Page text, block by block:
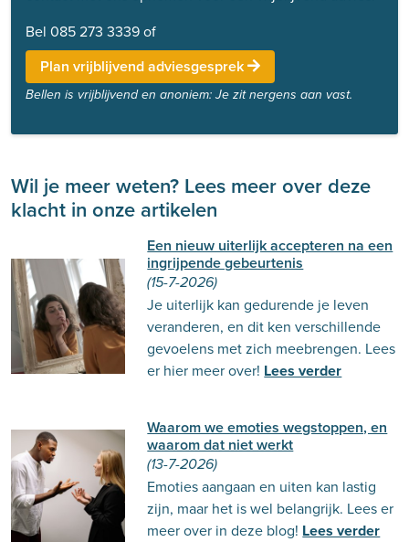
Bel 085 273 3339 of
Plan vrijblijvend adviesgesprek
Bellen is vrijblijvend en anoniem: Je zit nergens aan vast.
Wil je meer weten? Lees meer over deze
klacht in onze artikelen
Een nieuw uiterlijk accepteren na een
ingrijpende gebeurtenis
(15-7-2026)
Je uiterlijk kan gedurende je leven
veranderen, en dit ken verschillende
gevoelens met zich meebrengen. Lees
er hier meer over! Lees verder
Waarom we emoties wegstoppen, en
waarom dat niet werkt
(13-7-2026)
Emoties aangaan en uiten kan lastig
zijn, maar het is wel belangrijk. Lees er
meer over in deze blog! Lees verder